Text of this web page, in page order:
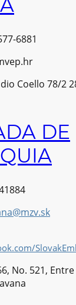
6881
Coello 78/2
DE
No. 521, Entre